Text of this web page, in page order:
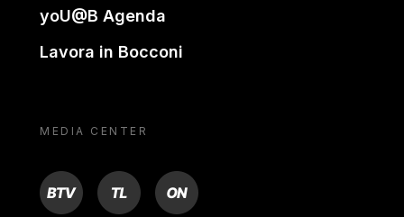
yoU@B Agenda
Lavora in Bocconi
MEDIA CENTER
BTV TL ON